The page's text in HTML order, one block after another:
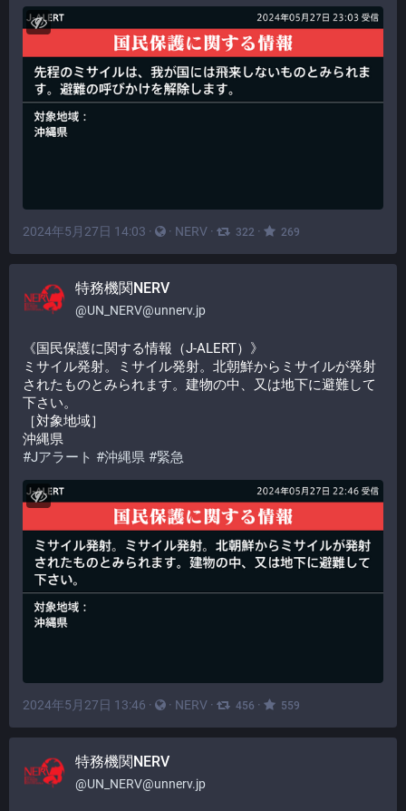
2024年5月27日 14:03 · · NERV · 322 · 269
特務機関NERV
@UN_NERV@unnerv.jp
《国民保護に関する情報（J-ALERT）》
ミサイル発射。ミサイル発射。北朝鮮からミサイルが発射
されたものとみられます。建物の中、又は地下に避難して
下さい。
［対象地域］
沖縄県
#Jアラート #沖縄県 #緊急
2024年5月27日 13:46 · · NERV · 456 · 559
特務機関NERV
@UN_NERV@unnerv.jp